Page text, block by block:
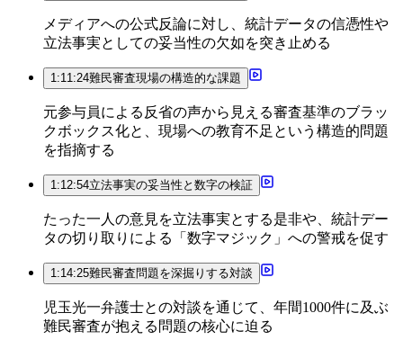
メディアへの公式反論に対し、統計データの信憑性や
立法事実としての妥当性の欠如を突き止める
1:11:24難民審査現場の構造的な課題
元参与員による反省の声から見える審査基準のブラッ
クボックス化と、現場への教育不足という構造的問題
を指摘する
1:12:54立法事実の妥当性と数字の検証
たった一人の意見を立法事実とする是非や、統計デー
タの切り取りによる「数字マジック」への警戒を促す
1:14:25難民審査問題を深掘りする対談
児玉光一弁護士との対談を通じて、年間1000件に及ぶ
難民審査が抱える問題の核心に迫る